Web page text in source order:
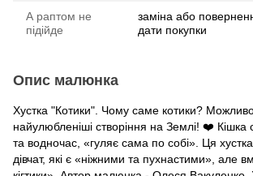
А раптом не
підійде
заміна або
дати покупки
Опис малюнка
Хустка "Котики". Чому саме котики?
найулюбленіші створіння на Землі! ❤️ Кішка
та водночас, «гуляє сама по собі». Ця
дівчат, які є «ніжними та пухнастими», але